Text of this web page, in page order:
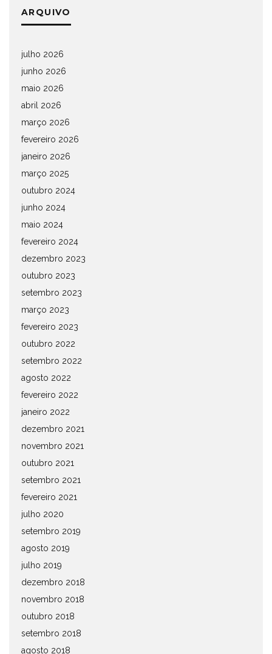
ARQUIVO
julho 2026
junho 2026
maio 2026
abril 2026
março 2026
fevereiro 2026
janeiro 2026
março 2025
outubro 2024
junho 2024
maio 2024
fevereiro 2024
dezembro 2023
outubro 2023
setembro 2023
março 2023
fevereiro 2023
outubro 2022
setembro 2022
agosto 2022
fevereiro 2022
janeiro 2022
dezembro 2021
novembro 2021
outubro 2021
setembro 2021
fevereiro 2021
julho 2020
setembro 2019
agosto 2019
julho 2019
dezembro 2018
novembro 2018
outubro 2018
setembro 2018
agosto 2018